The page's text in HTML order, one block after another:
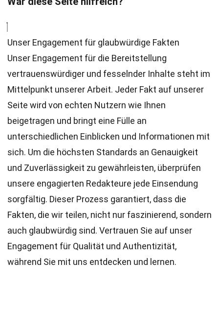
Unser Engagement für glaubwürdige Fakten
Unser Engagement für die Bereitstellung
vertrauenswürdiger und fesselnder Inhalte steht im
Mittelpunkt unserer Arbeit. Jeder Fakt auf unserer
Seite wird von echten Nutzern wie Ihnen
beigetragen und bringt eine Fülle an
unterschiedlichen Einblicken und Informationen mit
sich. Um die höchsten Standards an Genauigkeit
und Zuverlässigkeit zu gewährleisten, überprüfen
unsere engagierten Redakteure jede Einsendung
sorgfältig. Dieser Prozess garantiert, dass die
Fakten, die wir teilen, nicht nur faszinierend, sondern
auch glaubwürdig sind. Vertrauen Sie auf unser
Engagement für Qualität und Authentizität,
während Sie mit uns entdecken und lernen.